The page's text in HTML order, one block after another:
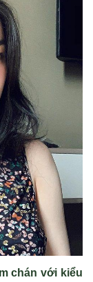
chán với kiểu